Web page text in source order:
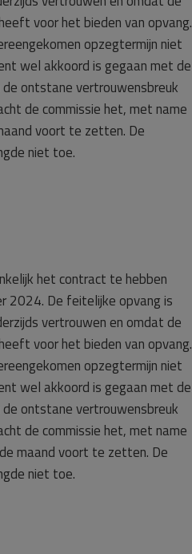
voor het bieden van opvang.
opzegtermijn niet
wel akkoord is gegaan met de
ontstane vertrouwensbreuk
de commissie het, met name
voort te zetten. De
niet toe.
het contract te hebben
2024. De feitelijke opvang is
vertrouwen en omdat de
voor het bieden van opvang.
opzegtermijn niet
wel akkoord is gegaan met de
ontstane vertrouwensbreuk
de commissie het, met name
maand voort te zetten. De
niet toe.